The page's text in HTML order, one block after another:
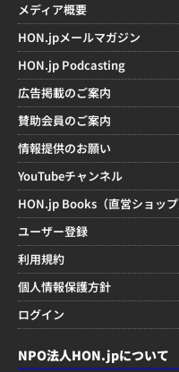
メディア概要
HON.jpメールマガジン
HON.jp Podcasting
広告掲載のご案内
賛助会員のご案内
情報提供のお願い
YouTubeチャンネル
HON.jp Books（直営ショップ
ユーザー登録
利用規約
個人情報保護方針
ログイン
NPO法人HON.jpについて